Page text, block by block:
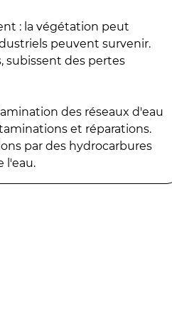
: la végétation peut
peuvent survenir.
subissent des pertes
des réseaux d'eau
et réparations.
par des hydrocarbures
l'eau.